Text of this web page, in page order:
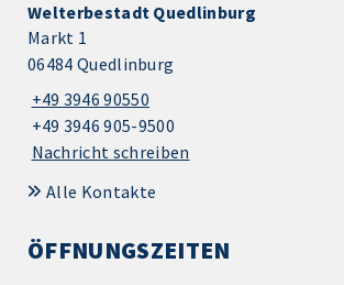
Welterbestadt Quedlinburg
Markt 1
06484 Quedlinburg
+49 3946 90550
+49 3946 905-9500
Nachricht schreiben
Alle Kontakte
ÖFFNUNGSZEITEN